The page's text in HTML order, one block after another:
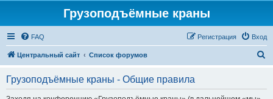
Грузоподъёмные краны
FAQ Вход
Регистрация
Центральный сайт Список форумов
Грузоподъёмные краны - Общие правила